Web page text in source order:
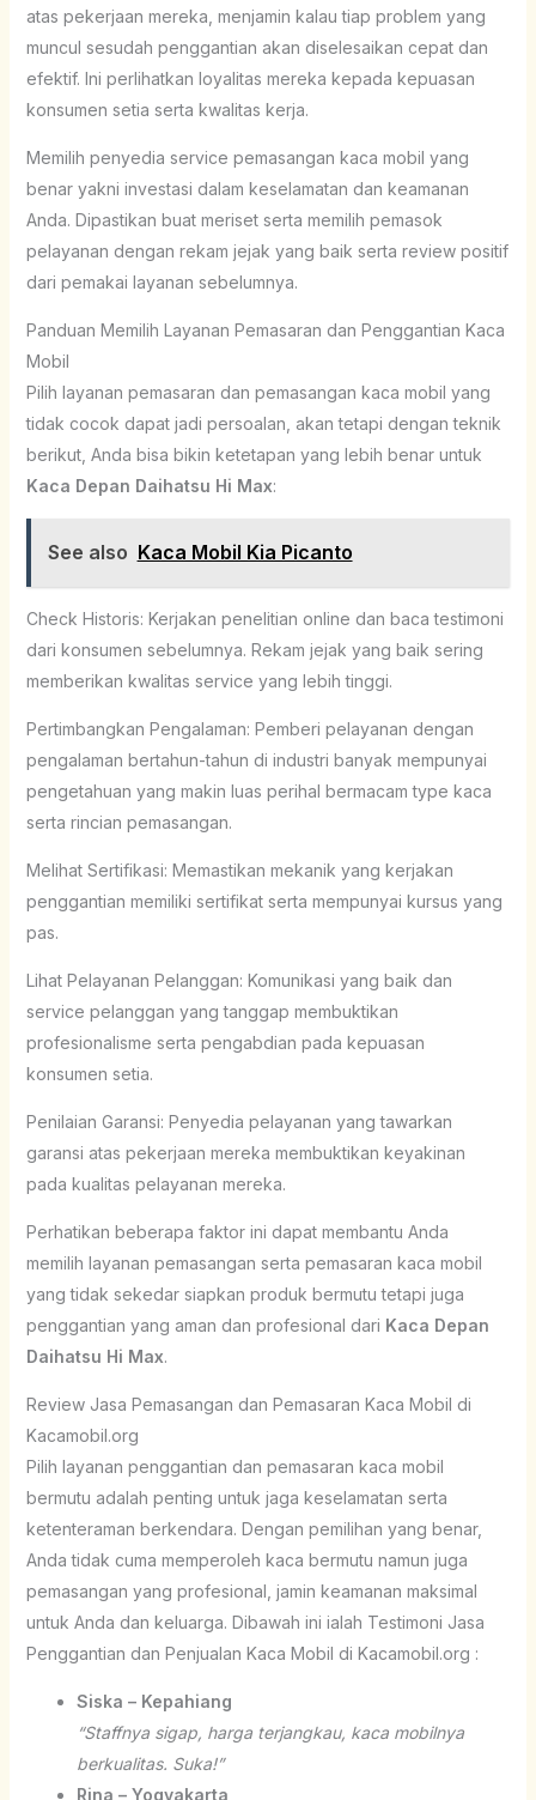
atas pekerjaan mereka, menjamin kalau tiap problem yang
muncul sesudah penggantian akan diselesaikan cepat dan
efektif. Ini perlihatkan loyalitas mereka kepada kepuasan
konsumen setia serta kwalitas kerja.
Memilih penyedia service pemasangan kaca mobil yang
benar yakni investasi dalam keselamatan dan keamanan
Anda. Dipastikan buat meriset serta memilih pemasok
pelayanan dengan rekam jejak yang baik serta review positif
dari pemakai layanan sebelumnya.
Panduan Memilih Layanan Pemasaran dan Penggantian Kaca
Mobil
Pilih layanan pemasaran dan pemasangan kaca mobil yang
tidak cocok dapat jadi persoalan, akan tetapi dengan teknik
berikut, Anda bisa bikin ketetapan yang lebih benar untuk
Kaca Depan Daihatsu Hi Max:
See also Kaca Mobil Kia Picanto
Check Historis: Kerjakan penelitian online dan baca testimoni
dari konsumen sebelumnya. Rekam jejak yang baik sering
memberikan kwalitas service yang lebih tinggi.
Pertimbangkan Pengalaman: Pemberi pelayanan dengan
pengalaman bertahun-tahun di industri banyak mempunyai
pengetahuan yang makin luas perihal bermacam type kaca
serta rincian pemasangan.
Melihat Sertifikasi: Memastikan mekanik yang kerjakan
penggantian memiliki sertifikat serta mempunyai kursus yang
pas.
Lihat Pelayanan Pelanggan: Komunikasi yang baik dan
service pelanggan yang tanggap membuktikan
profesionalisme serta pengabdian pada kepuasan
konsumen setia.
Penilaian Garansi: Penyedia pelayanan yang tawarkan
garansi atas pekerjaan mereka membuktikan keyakinan
pada kualitas pelayanan mereka.
Perhatikan beberapa faktor ini dapat membantu Anda
memilih layanan pemasangan serta pemasaran kaca mobil
yang tidak sekedar siapkan produk bermutu tetapi juga
penggantian yang aman dan profesional dari Kaca Depan
Daihatsu Hi Max.
Review Jasa Pemasangan dan Pemasaran Kaca Mobil di
Kacamobil.org
Pilih layanan penggantian dan pemasaran kaca mobil
bermutu adalah penting untuk jaga keselamatan serta
ketenteraman berkendara. Dengan pemilihan yang benar,
Anda tidak cuma memperoleh kaca bermutu namun juga
pemasangan yang profesional, jamin keamanan maksimal
untuk Anda dan keluarga. Dibawah ini ialah Testimoni Jasa
Penggantian dan Penjualan Kaca Mobil di Kacamobil.org :
Siska – Kepahiang
“Staffnya sigap, harga terjangkau, kaca mobilnya
berkualitas. Suka!”
Rina – Yogyakarta